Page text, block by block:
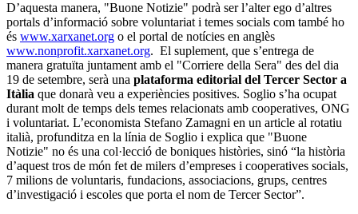
D’aquesta manera, "Buone Notizie" podrà ser l’alter ego d’altres
portals d’informació sobre voluntariat i temes socials com també ho
és www.xarxanet.org o el portal de notícies en anglès
www.nonprofit.xarxanet.org. El suplement, que s’entrega de
manera gratuïta juntament amb el "Corriere della Sera" des del dia
19 de setembre, serà una plataforma editorial del Tercer Sector a
Itàlia que donarà veu a experiències positives. Soglio s’ha ocupat
durant molt de temps dels temes relacionats amb cooperatives, ONG
i voluntariat. L’economista Stefano Zamagni en un article al rotatiu
italià, profunditza en la línia de Soglio i explica que "Buone
Notizie" no és una col·lecció de boniques històries, sinó “la història
d’aquest tros de món fet de milers d’empreses i cooperatives socials,
7 milions de voluntaris, fundacions, associacions, grups, centres
d’investigació i escoles que porta el nom de Tercer Sector”.